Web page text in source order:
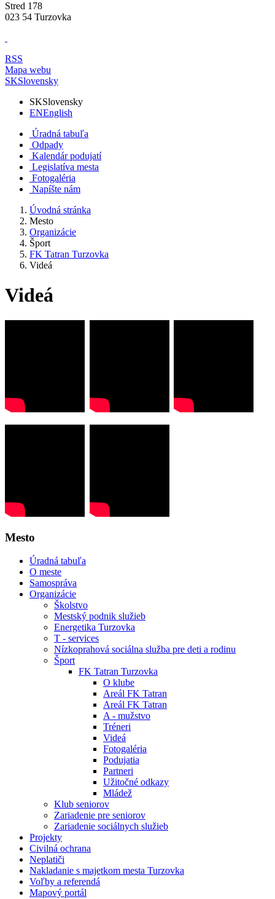
Stred 178
023 54 Turzovka
RSS
Mapa webu
SKSlovensky
SKSlovensky
ENEnglish
Úradná tabuľa
Odpady
Kalendár podujatí
Legislatíva mesta
Fotogaléria
Napíšte nám
Úvodná stránka
Mesto
Organizácie
Šport
FK Tatran Turzovka
Videá
Videá
Mesto
Úradná tabuľa
O meste
Samospráva
Organizácie
Školstvo
Mestský podnik služieb
Energetika Turzovka
T - services
Nízkoprahová sociálna služba pre deti a rodinu
Šport
FK Tatran Turzovka
O klube
Areál FK Tatran
Areál FK Tatran
A - mužstvo
Tréneri
Videá
Fotogaléria
Podujatia
Partneri
Užitočné odkazy
Mládež
Klub seniorov
Zariadenie pre seniorov
Zariadenie sociálnych služieb
Projekty
Civilná ochrana
Neplatiči
Nakladanie s majetkom mesta Turzovka
Voľby a referendá
Mapový portál